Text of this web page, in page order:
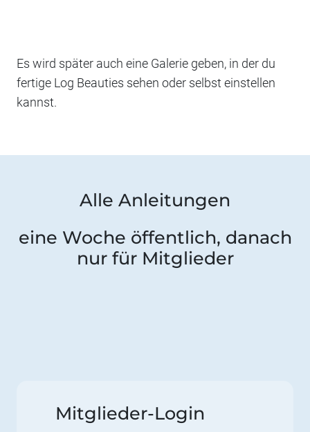
Es wird später auch eine Galerie geben, in der du
fertige Log Beauties sehen oder selbst einstellen
kannst.
Alle Anleitungen
eine Woche öffentlich, danach
nur für Mitglieder
Mitglieder-Login